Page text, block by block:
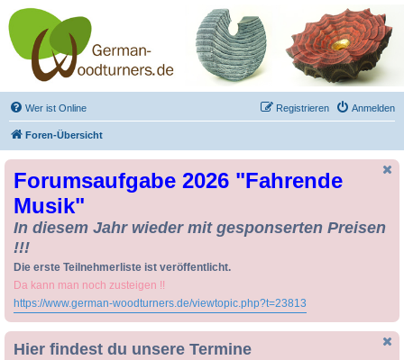
Drechseln und
Kunsthandwerk -
German-Woodturners
*Forum Sauerland*
Der Treffpunkt für Drechsler und Freunde des Kunsthandwerks
Wer ist Online Anmelden
Registrieren
Foren-Übersicht
Forumsaufgabe 2026 "Fahrende
Musik"
In diesem Jahr wieder mit gesponserten Preisen
!!!
Die erste Teilnehmerliste ist veröffentlicht.
Da kann man noch zusteigen !!
https://www.german-woodturners.de/viewtopic.php?t=23813
Hier findest du unsere Termine